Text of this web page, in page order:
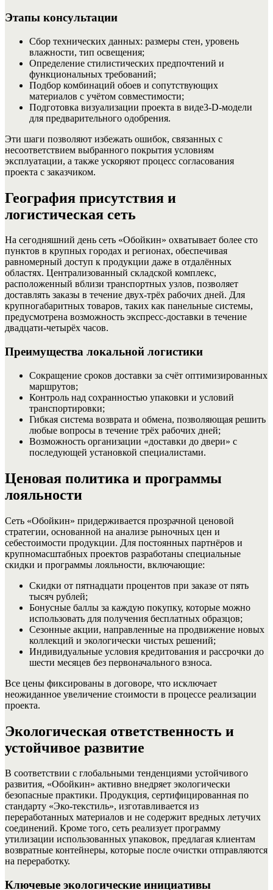
Этапы консультации
Сбор технических данных: размеры стен, уровень
влажности, тип освещения;
Определение стилистических предпочтений и
функциональных требований;
Подбор комбинаций обоев и сопутствующих
материалов с учётом совместимости;
Подготовка визуализации проекта в виде3‑D‑модели
для предварительного одобрения.
Эти шаги позволяют избежать ошибок, связанных с
несоответствием выбранного покрытия условиям
эксплуатации, а также ускоряют процесс согласования
проекта с заказчиком.
География присутствия и
логистическая сеть
На сегодняшний день сеть «Обойкин» охватывает более сто
пунктов в крупных городах и регионах, обеспечивая
равномерный доступ к продукции даже в отдалённых
областях. Централизованный складской комплекс,
расположенный вблизи транспортных узлов, позволяет
доставлять заказы в течение двух‑трёх рабочих дней. Для
крупногабаритных товаров, таких как панельные системы,
предусмотрена возможность экспресс‑доставки в течение
двадцати‑четырёх часов.
Преимущества локальной логистики
Сокращение сроков доставки за счёт оптимизированных
маршрутов;
Контроль над сохранностью упаковки и условий
транспортировки;
Гибкая система возврата и обмена, позволяющая решить
любые вопросы в течение трёх рабочих дней;
Возможность организации «доставки до двери» с
последующей установкой специалистами.
Ценовая политика и программы
лояльности
Сеть «Обойкин» придерживается прозрачной ценовой
стратегии, основанной на анализе рыночных цен и
себестоимости продукции. Для постоянных партнёров и
крупномасштабных проектов разработаны специальные
скидки и программы лояльности, включающие:
Скидки от пятнадцати процентов при заказе от пять
тысяч рублей;
Бонусные баллы за каждую покупку, которые можно
использовать для получения бесплатных образцов;
Сезонные акции, направленные на продвижение новых
коллекций и экологически чистых решений;
Индивидуальные условия кредитования и рассрочки до
шести месяцев без первоначального взноса.
Все цены фиксированы в договоре, что исключает
неожиданное увеличение стоимости в процессе реализации
проекта.
Экологическая ответственность и
устойчивое развитие
В соответствии с глобальными тенденциями устойчивого
развития, «Обойкин» активно внедряет экологически
безопасные практики. Продукция, сертифицированная по
стандарту «Эко‑текстиль», изготавливается из
переработанных материалов и не содержит вредных летучих
соединений. Кроме того, сеть реализует программу
утилизации использованных упаковок, предлагая клиентам
возвратные контейнеры, которые после очистки отправляются
на переработку.
Ключевые экологические инициативы